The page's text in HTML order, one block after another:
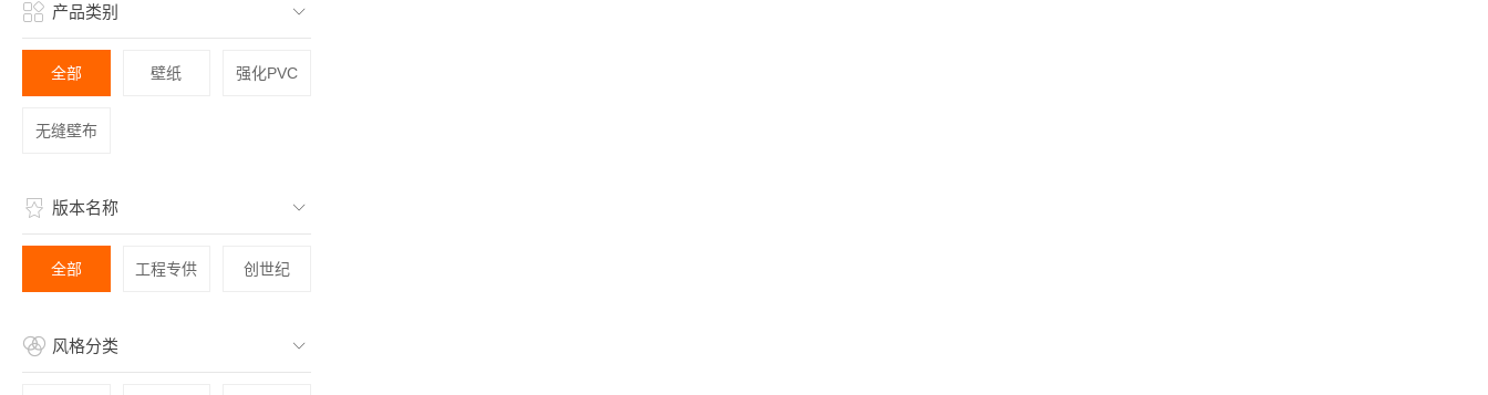
产品类别
全部 壁纸 强化PVC
无缝壁布
版本名称
全部 工程专供 创世纪
风格分类